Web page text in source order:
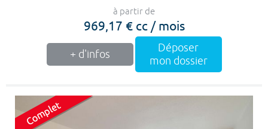
à partir de
969,17 € cc / mois
+ d'infos
Déposer
mon dossier